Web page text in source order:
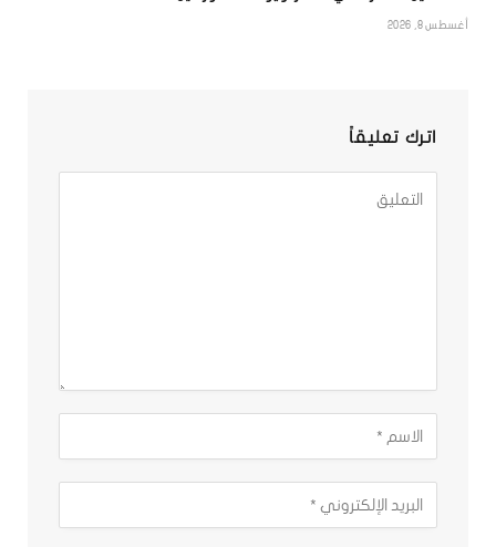
أغسطس 8, 2026
اترك تعليقاً